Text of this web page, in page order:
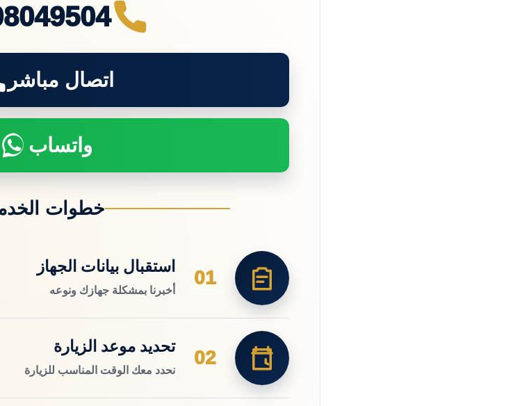
اتصال مباشر
واتساب
خطوات
01
استقبال بيانات الجهاز
أخبرنا بمشكلة جهازك ونوعه
02
تحديد موعد الزيارة
نحدد معك الوقت المناسب للزيارة